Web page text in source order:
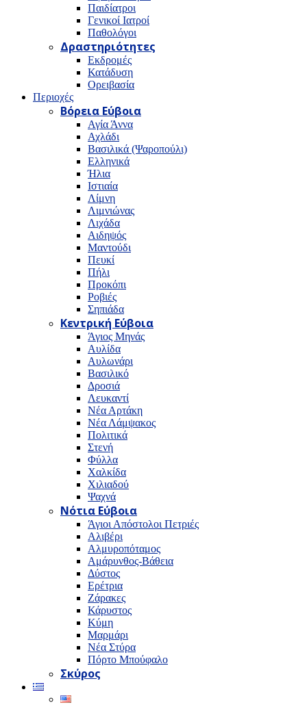
Παιδίατροι
Γενικοί Ιατροί
Παθολόγοι
Δραστηριότητες
Εκδρομές
Κατάδυση
Ορειβασία
Περιοχές
Βόρεια Εύβοια
Αγία Άννα
Αχλάδι
Βασιλικά (Ψαροπούλι)
Ελληνικά
Ήλια
Ιστιαία
Λίμνη
Λιμνιώνας
Λιχάδα
Αιδηψός
Μαντούδι
Πευκί
Πήλι
Προκόπι
Ροβιές
Σηπιάδα
Κεντρική Εύβοια
Άγιος Μηνάς
Αυλίδα
Αυλωνάρι
Βασιλικό
Δροσιά
Λευκαντί
Νέα Αρτάκη
Νέα Λάμψακος
Πολιτικά
Στενή
Φύλλα
Χαλκίδα
Χιλιαδού
Ψαχνά
Νότια Εύβοια
Άγιοι Απόστολοι Πετριές
Αλιβέρι
Αλμυροπόταμος
Αμάρυνθος-Βάθεια
Δύστος
Ερέτρια
Ζάρακες
Κάρυστος
Κύμη
Μαρμάρι
Νέα Στύρα
Πόρτο Μπούφαλο
Σκύρος